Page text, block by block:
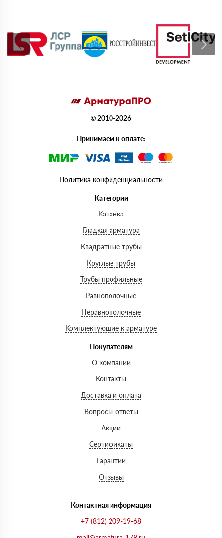
© 2010-2026
Принимаем к оплате:
Политика конфиденциальности
Категории
Катанка
Гладкая арматура
Квадратные трубы
Круглые трубы
Трубы профильные
Равнополочные
Неравнополочные
Комплектующие к арматуре
Покупателям
О компании
Контакты
Доставка и оплата
Вопросы-ответы
Акции
Сертификаты
Гарантии
Отзывы
Контактная информация
+7 (812) 209-19-68